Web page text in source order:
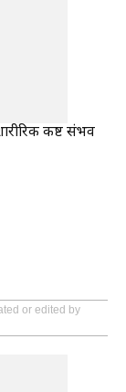
कष्ट संभव
or edited by